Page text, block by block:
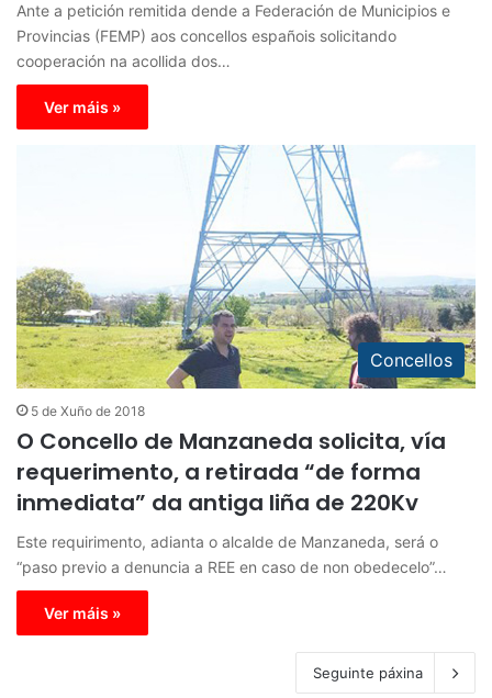
Ante a petición remitida dende a Federación de Municipios e
Provincias (FEMP) aos concellos españois solicitando
cooperación na acollida dos…
Ver máis »
Concellos
5 de Xuño de 2018
O Concello de Manzaneda solicita, vía
requerimento, a retirada “de forma
inmediata” da antiga liña de 220Kv
Este requirimento, adianta o alcalde de Manzaneda, será o
“paso previo a denuncia a REE en caso de non obedecelo”…
Ver máis »
Seguinte páxina